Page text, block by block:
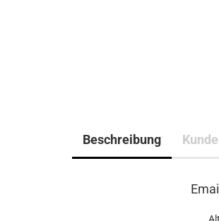
Beschreibung